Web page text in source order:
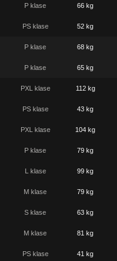
P klase 66 kg
PS klase 52 kg
P klase 68 kg
P klase 65 kg
PXL klase 112 kg
PS klase 43 kg
PXL klase 104 kg
P klase 79 kg
L klase 99 kg
M klase 79 kg
S klase 63 kg
M klase 81 kg
PS klase 41 kg